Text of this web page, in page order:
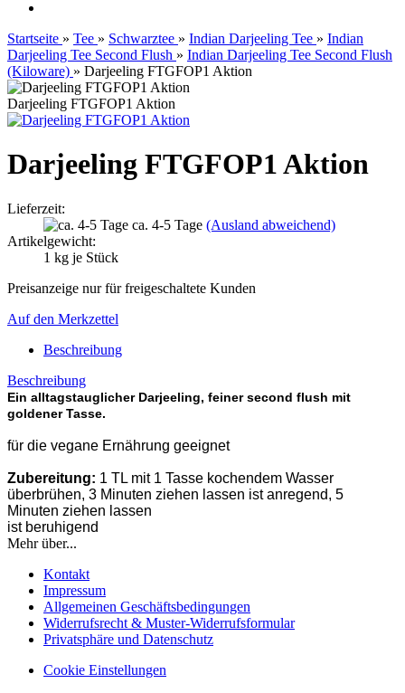
Startseite » Tee » Schwarztee » Indian Darjeeling Tee » Indian
Darjeeling Tee Second Flush » Indian Darjeeling Tee Second Flush
(Kiloware) » Darjeeling FTGFOP1 Aktion
Darjeeling FTGFOP1 Aktion
Darjeeling FTGFOP1 Aktion
Lieferzeit:
ca. 4-5 Tage (Ausland abweichend)
Artikelgewicht:
1 kg je Stück
Preisanzeige nur für freigeschaltete Kunden
Auf den Merkzettel
Beschreibung
Beschreibung
Ein alltagstauglicher Darjeeling, feiner second flush mit
goldener Tasse.
für die vegane Ernährung geeignet
Zubereitung: 1 TL mit 1 Tasse kochendem Wasser
überbrühen, 3 Minuten ziehen lassen ist anregend, 5
Minuten ziehen lassen
ist beruhigend
Mehr über...
Kontakt
Impressum
Allgemeinen Geschäftsbedingungen
Widerrufsrecht & Muster-Widerrufsformular
Privatsphäre und Datenschutz
Cookie Einstellungen